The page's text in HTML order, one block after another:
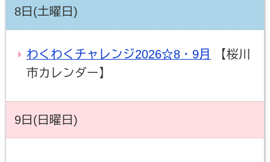
8日(土曜日)
わくわくチャレンジ2026☆8・9月
【桜川
市カレンダー】
9日(日曜日)